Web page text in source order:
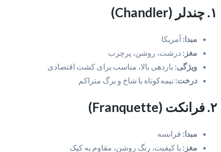
۱. چندلر (Chandler)
مبدا: آمریکا
مغز: درشت، روشن، پرچرب
ویژگی: باردهی بالا، مناسب برای کشت اقتصادی
درخت: نیمه‌کوتاه با شاخ و برگ متراکم
۲. فرانکت (Franquette)
مبدا: فرانسه
مغز: با کیفیت، رنگ روشن، مقاوم به کپک